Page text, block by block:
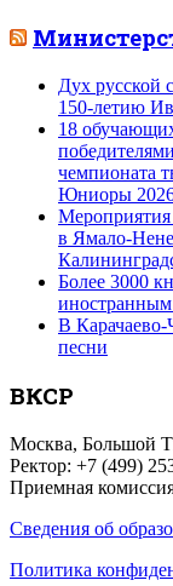
Дух русской
150-летию
18
чемпионата
Юниоры
Мероприятия
в Ямало-
Более 3000
В Карачаево-
песни
ВКСР
Москва, Большой
Ректор: +7 (499)
Приемная
Сведения об
Политика